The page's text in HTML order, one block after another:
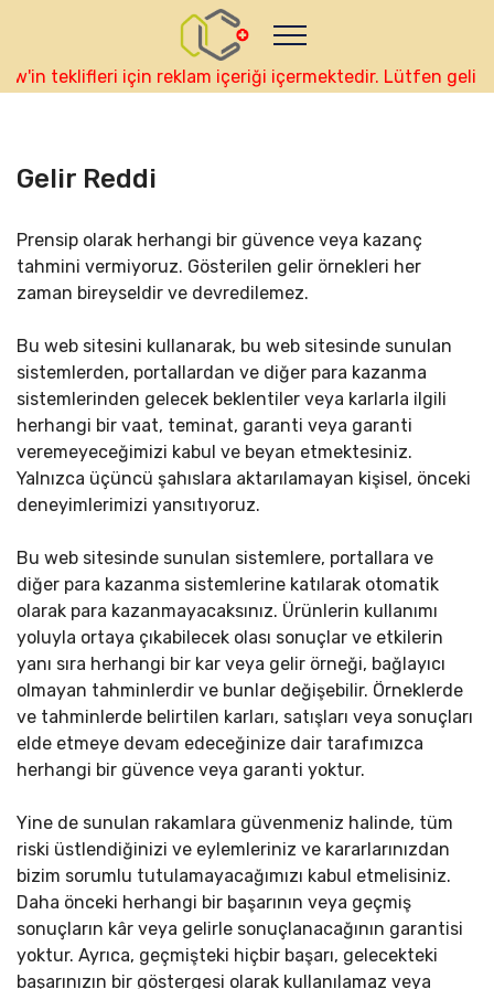
Nutze das POtential deiner Kryptowährungen
Monitor your performance and
earnings in tuerk real-time
view Skainet Channel on Youtube tuerk - Skainet
A visitor fromSingapore
Get Script Real Time Tracking ON
teklifleri için reklam içeriği içermektedir. Lütfen
Gelir Reddi
Prensip olarak herhangi bir güvence veya kazanç
tahmini vermiyoruz. Gösterilen gelir örnekleri her
zaman bireyseldir ve devredilemez.
Bu web sitesini kullanarak, bu web sitesinde sunulan
sistemlerden, portallardan ve diğer para kazanma
sistemlerinden gelecek beklentiler veya karlarla ilgili
herhangi bir vaat, teminat, garanti veya garanti
veremeyeceğimizi kabul ve beyan etmektesiniz.
Yalnızca üçüncü şahıslara aktarılamayan kişisel, önceki
deneyimlerimizi yansıtıyoruz.
Bu web sitesinde sunulan sistemlere, portallara ve
diğer para kazanma sistemlerine katılarak otomatik
olarak para kazanmayacaksınız. Ürünlerin kullanımı
yoluyla ortaya çıkabilecek olası sonuçlar ve etkilerin
yanı sıra herhangi bir kar veya gelir örneği, bağlayıcı
olmayan tahminlerdir ve bunlar değişebilir. Örneklerde
ve tahminlerde belirtilen karları, satışları veya sonuçları
elde etmeye devam edeceğinize dair tarafımızca
herhangi bir güvence veya garanti yoktur.
Yine de sunulan rakamlara güvenmeniz halinde, tüm
riski üstlendiğinizi ve eylemleriniz ve kararlarınızdan
bizim sorumlu tutulamayacağımızı kabul etmelisiniz.
Daha önceki herhangi bir başarının veya geçmiş
sonuçların kâr veya gelirle sonuçlanacağının garantisi
yoktur. Ayrıca, geçmişteki hiçbir başarı, gelecekteki
başarınızın bir göstergesi olarak kullanılamaz veya